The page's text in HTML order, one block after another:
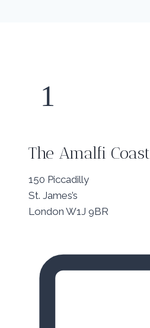
1
The Amalfi Coast
150 Piccadilly
St. James’s
London W1J 9BR